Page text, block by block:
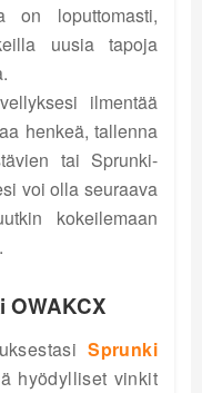
on loputtomasti,
uusia tapoja
ilmentää
henkeä, tallenna
tai Sprunki-
voi olla seuraava
kokeilemaan
OWAKCX
Sprunki
hyödylliset vinkit